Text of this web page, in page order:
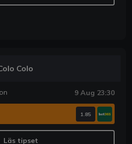
Colo
9 Aug 23:30
1.85
Läs tipset